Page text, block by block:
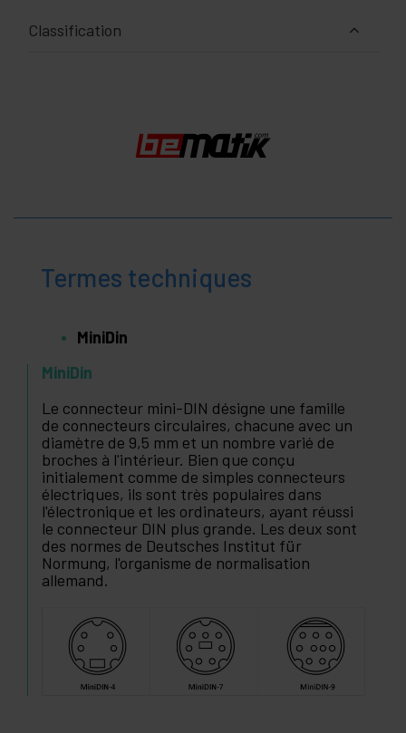
Classification
Termes techniques
MiniDin
MiniDin
Le connecteur mini-DIN désigne une famille
de connecteurs circulaires, chacune avec un
diamètre de 9,5 mm et un nombre varié de
broches à l'intérieur. Bien que conçu
initialement comme de simples connecteurs
électriques, ils sont très populaires dans
l'électronique et les ordinateurs, ayant réussi
le connecteur DIN plus grande. Les deux sont
des normes de Deutsches Institut für
Normung, l'organisme de normalisation
allemand.